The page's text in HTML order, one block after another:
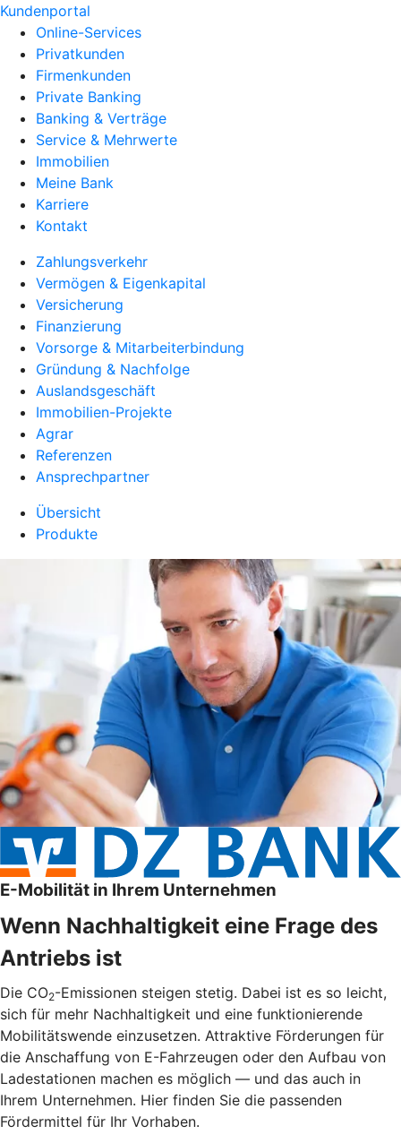
Kundenportal
Online-Services
Privatkunden
Firmenkunden
Private Banking
Banking & Verträge
Service & Mehrwerte
Immobilien
Meine Bank
Karriere
Kontakt
Zahlungsverkehr
Vermögen & Eigenkapital
Versicherung
Finanzierung
Vorsorge & Mitarbeiterbindung
Gründung & Nachfolge
Auslandsgeschäft
Immobilien-Projekte
Agrar
Referenzen
Ansprechpartner
Übersicht
Produkte
E-Mobilität in Ihrem Unternehmen
Wenn Nachhaltigkeit eine Frage des
Antriebs ist
Die CO2-Emissionen steigen stetig. Dabei ist es so leicht,
sich für mehr Nachhaltigkeit und eine funktionierende
Mobilitätswende einzusetzen. Attraktive Förderungen für
die Anschaffung von E-Fahrzeugen oder den Aufbau von
Ladestationen machen es möglich — und das auch in
Ihrem Unternehmen. Hier finden Sie die passenden
Fördermittel für Ihr Vorhaben.